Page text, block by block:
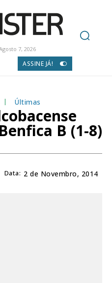
7, 2026
ASSINE JÁ!
Últimas
B (1-8)
Data: 2 de Novembro, 2014